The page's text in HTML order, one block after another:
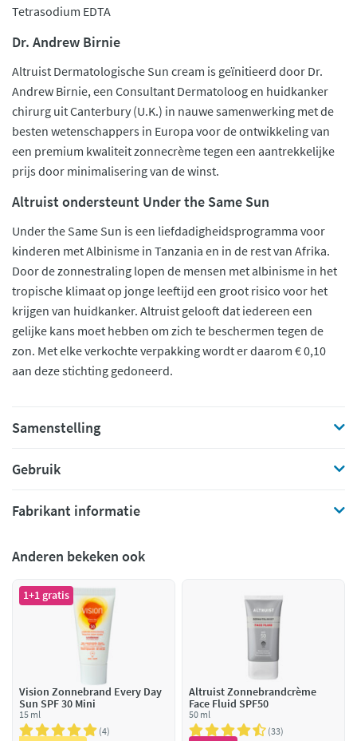
Tetrasodium EDTA
Dr. Andrew Birnie
Altruist Dermatologische Sun cream is geïnitieerd door Dr.
Andrew Birnie, een Consultant Dermatoloog en huidkanker
chirurg uit Canterbury (U.K.) in nauwe samenwerking met de
besten wetenschappers in Europa voor de ontwikkeling van
een premium kwaliteit zonnecrème tegen een aantrekkelijke
prijs door minimalisering van de winst.
Altruist ondersteunt Under the Same Sun
Under the Same Sun is een liefdadigheidsprogramma voor
kinderen met Albinisme in Tanzania en in de rest van Afrika.
Door de zonnestraling lopen de mensen met albinisme in het
tropische klimaat op jonge leeftijd een groot risico voor het
krijgen van huidkanker. Altruist gelooft dat iedereen een
gelijke kans moet hebben om zich te beschermen tegen de
zon. Met elke verkochte verpakking wordt er daarom € 0,10
aan deze stichting gedoneerd.
Samenstelling
Gebruik
Fabrikant informatie
Anderen bekeken ook
1+1 gratis
Vision Zonnebrand Every Day
Sun SPF 30 Mini
15 ml
4
Altruist Zonnebrandcrème
Face Fluid SPF50
50 ml
33